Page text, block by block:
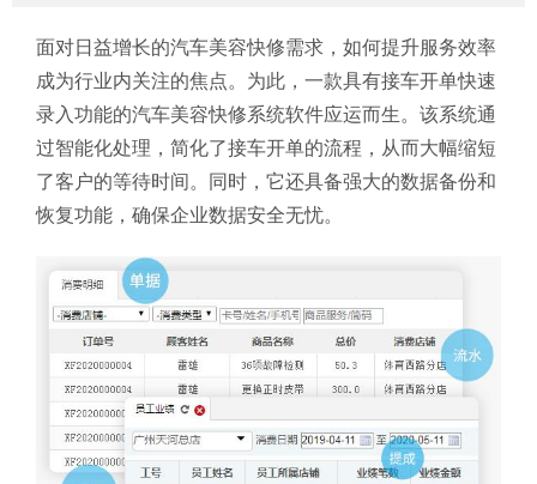
面对日益增长的汽车美容快修需求，如何提升服务效率
成为行业内关注的焦点。为此，一款具有接车开单快速
录入功能的汽车美容快修系统软件应运而生。该系统通
过智能化处理，简化了接车开单的流程，从而大幅缩短
了客户的等待时间。同时，它还具备强大的数据备份和
恢复功能，确保企业数据安全无忧。